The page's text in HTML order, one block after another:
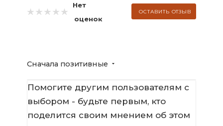
Нет
оценок
ОСТАВИТЬ ОТЗЫВ
Сначала позитивные
Помогите другим пользователям с
выбором - будьте первым, кто
поделится своим мнением об этом